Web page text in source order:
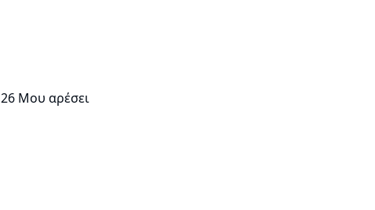
26 Μου αρέσει